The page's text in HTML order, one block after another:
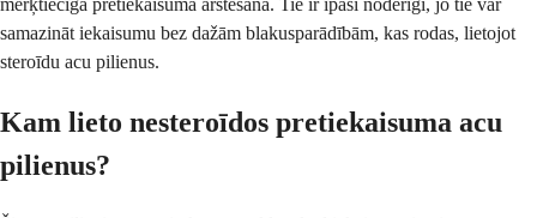
mērķtiecīga pretiekaisuma ārstēšana. Tie ir īpaši noderīgi, jo tie var
samazināt iekaisumu bez dažām blakusparādībām, kas rodas, lietojot
steroīdu acu pilienus.
Kam lieto nesteroīdos pretiekaisuma acu
pilienus?